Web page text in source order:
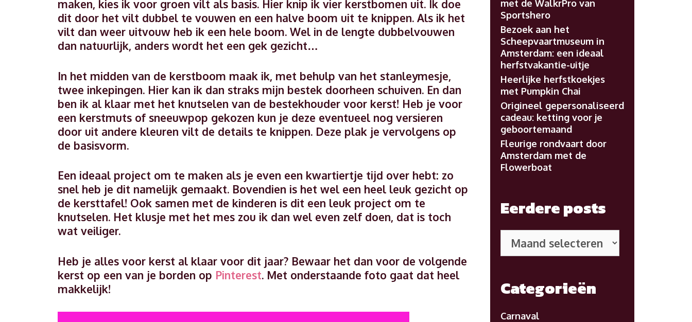
maken, kies ik voor groen vilt als basis. Hier knip ik vier kerstbomen uit. Ik doe
dit door het vilt dubbel te vouwen en een halve boom uit te knippen. Als ik het
vilt dan weer uitvouw heb ik een hele boom. Wel in de lengte dubbelvouwen
dan natuurlijk, anders wordt het een gek gezicht…
In het midden van de kerstboom maak ik, met behulp van het stanleymesje,
twee inkepingen. Hier kan ik dan straks mijn bestek doorheen schuiven. En dan
ben ik al klaar met het knutselen van de bestekhouder voor kerst! Heb je voor
een kerstmuts of sneeuwpop gekozen kun je deze eventueel nog versieren
door uit andere kleuren vilt de details te knippen. Deze plak je vervolgens op
de basisvorm.
Een ideaal project om te maken als je even een kwartiertje tijd over hebt: zo
snel heb je dit namelijk gemaakt. Bovendien is het wel een heel leuk gezicht op
de kersttafel! Ook samen met de kinderen is dit een leuk project om te
knutselen. Het klusje met het mes zou ik dan wel even zelf doen, dat is toch
wat veiliger.
Heb je alles voor kerst al klaar voor dit jaar? Bewaar het dan voor de volgende
kerst op een van je borden op Pinterest. Met onderstaande foto gaat dat heel
makkelijk!
met de WalkrPro van
Sportshero
Bezoek aan het
Scheepvaartmuseum in
Amsterdam: een ideaal
herfstvakantie-uitje
Heerlijke herfstkoekjes
met Pumpkin Chai
Origineel gepersonaliseerd
cadeau: ketting voor je
geboortemaand
Fleurige rondvaart door
Amsterdam met de
Flowerboat
Eerdere posts
posts
Categorieën
Carnaval